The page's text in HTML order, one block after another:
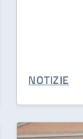
NOTIZIE